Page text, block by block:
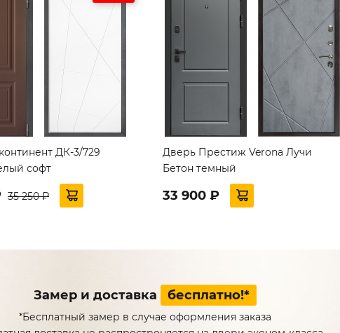
ДК-3/729
софт
35 250 ₽
Дверь Престиж Verona Лучи
Бетон темный
33 900 ₽
Замер и доставка бесплатно!*
*Бесплатный замер в случае оформления заказа